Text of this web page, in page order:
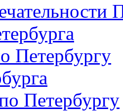
Петербургу
Петербургу